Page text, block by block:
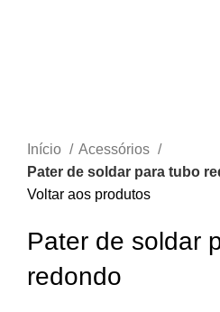
Início
Acessórios
Pater de soldar para tubo
Voltar aos produtos
Pater de soldar
redondo